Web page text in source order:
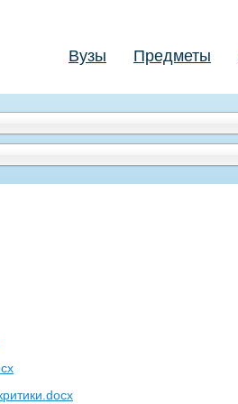
Вузы Предметы